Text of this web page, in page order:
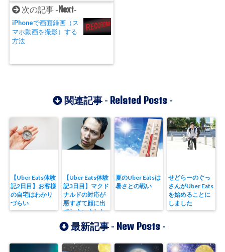
次の記事 -Next-
iPhoneで画面録画（ス
マホ動画を撮影）する
方法
関連記事 - Related Posts-
【Uber Eats体験
記2日目】お客様
の自宅はわかり
づらい
【Uber Eats体験
記3日目】マクド
ナルドの対応が
悪すぎて顔に出
てしまいました
夏のUber Eatsは
暑さとの戦い
せどらーのぐっ
さんがUber Eats
を始めることに
しました
最新記事 - New Posts -